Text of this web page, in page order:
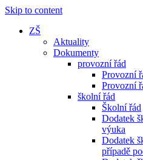
Skip to content
ZŠ
Aktuality
Dokumenty
provozní řád
Provozní
Provozní
školní řád
Školní řád
Dodatek
výuka
Dodatek
případě